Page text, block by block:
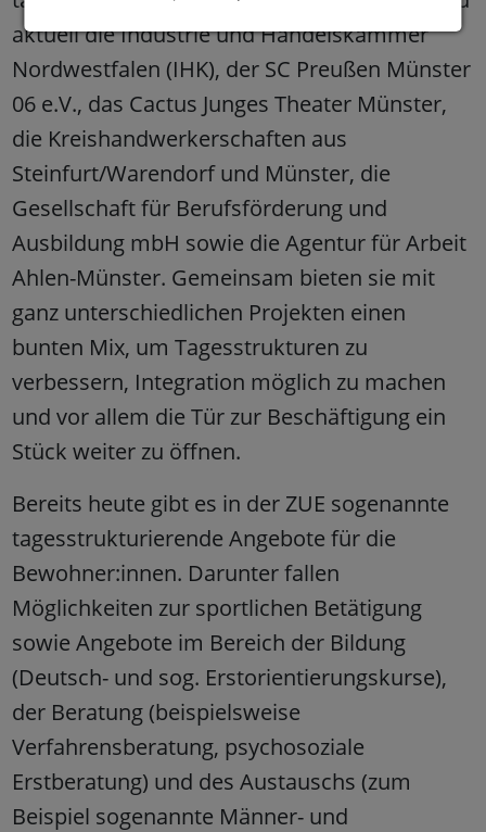
aktuell die Industrie und Handelskammer
Nordwestfalen (IHK), der SC Preußen Münster
06 e.V., das Cactus Junges Theater Münster,
die Kreishandwerkerschaften aus
Steinfurt/Warendorf und Münster, die
Gesellschaft für Berufsförderung und
Ausbildung mbH sowie die Agentur für Arbeit
Ahlen-Münster. Gemeinsam bieten sie mit
ganz unterschiedlichen Projekten einen
bunten Mix, um Tagesstrukturen zu
verbessern, Integration möglich zu machen
und vor allem die Tür zur Beschäftigung ein
Stück weiter zu öffnen.
Bereits heute gibt es in der ZUE sogenannte
tagesstrukturierende Angebote für die
Bewohner:innen. Darunter fallen
Möglichkeiten zur sportlichen Betätigung
sowie Angebote im Bereich der Bildung
(Deutsch- und sog. Erstorientierungskurse),
der Beratung (beispielsweise
Verfahrensberatung, psychosoziale
Erstberatung) und des Austauschs (zum
Beispiel sogenannte Männer- und